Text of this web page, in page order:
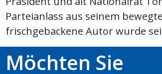
Parteianlass aus seinem
frischgebackene Autor wurde
Möchten Sie